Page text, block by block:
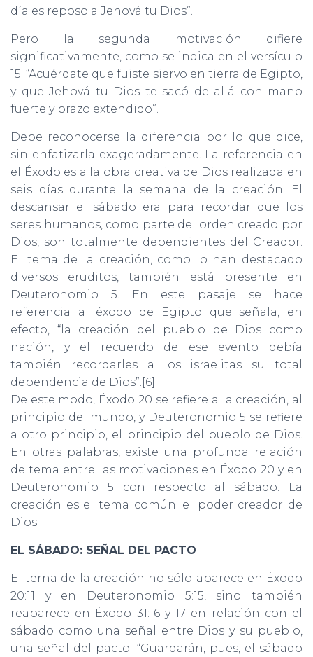
día es reposo a Jehová tu Dios”.
Pero la segunda motivación difiere
significativamente, como se indica en el versículo
15: “Acuérdate que fuiste siervo en tierra de Egipto,
y que Jehová tu Dios te sacó de allá con mano
fuerte y brazo extendido”.
Debe reconocerse la diferencia por lo que dice,
sin enfatizarla exageradamente. La referencia en
el Éxodo es a la obra creativa de Dios realizada en
seis días durante la semana de la creación. El
descansar el sábado era para recordar que los
seres humanos, como parte del orden creado por
Dios, son totalmente dependientes del Creador.
El tema de la creación, como lo han destacado
diversos eruditos, también está presente en
Deuteronomio 5. En este pasaje se hace
referencia al éxodo de Egipto que señala, en
efecto, “la creación del pueblo de Dios como
nación, y el recuerdo de ese evento debía
también recordarles a los israelitas su total
dependencia de Dios”.[6]
De este modo, Éxodo 20 se refiere a la creación, al
principio del mundo, y Deuteronomio 5 se refiere
a otro principio, el principio del pueblo de Dios.
En otras palabras, existe una profunda relación
de tema entre las motivaciones en Éxodo 20 y en
Deuteronomio 5 con respecto al sábado. La
creación es el tema común: el poder creador de
Dios.
EL SÁBADO: SEÑAL DEL PACTO
El terna de la creación no sólo aparece en Éxodo
20:11 y en Deuteronomio 5:15, sino también
reaparece en Éxodo 31:16 y 17 en relación con el
sábado como una señal entre Dios y su pueblo,
una señal del pacto: “Guardarán, pues, el sábado